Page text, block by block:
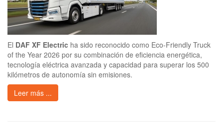
El DAF XF Electric ha sido reconocido como Eco-Friendly Truck
of the Year 2026 por su combinación de eficiencia energética,
tecnología eléctrica avanzada y capacidad para superar los 500
kilómetros de autonomía sin emisiones.
Leer más ...